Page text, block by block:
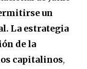
un
La estrategia
de la
capitalinos,